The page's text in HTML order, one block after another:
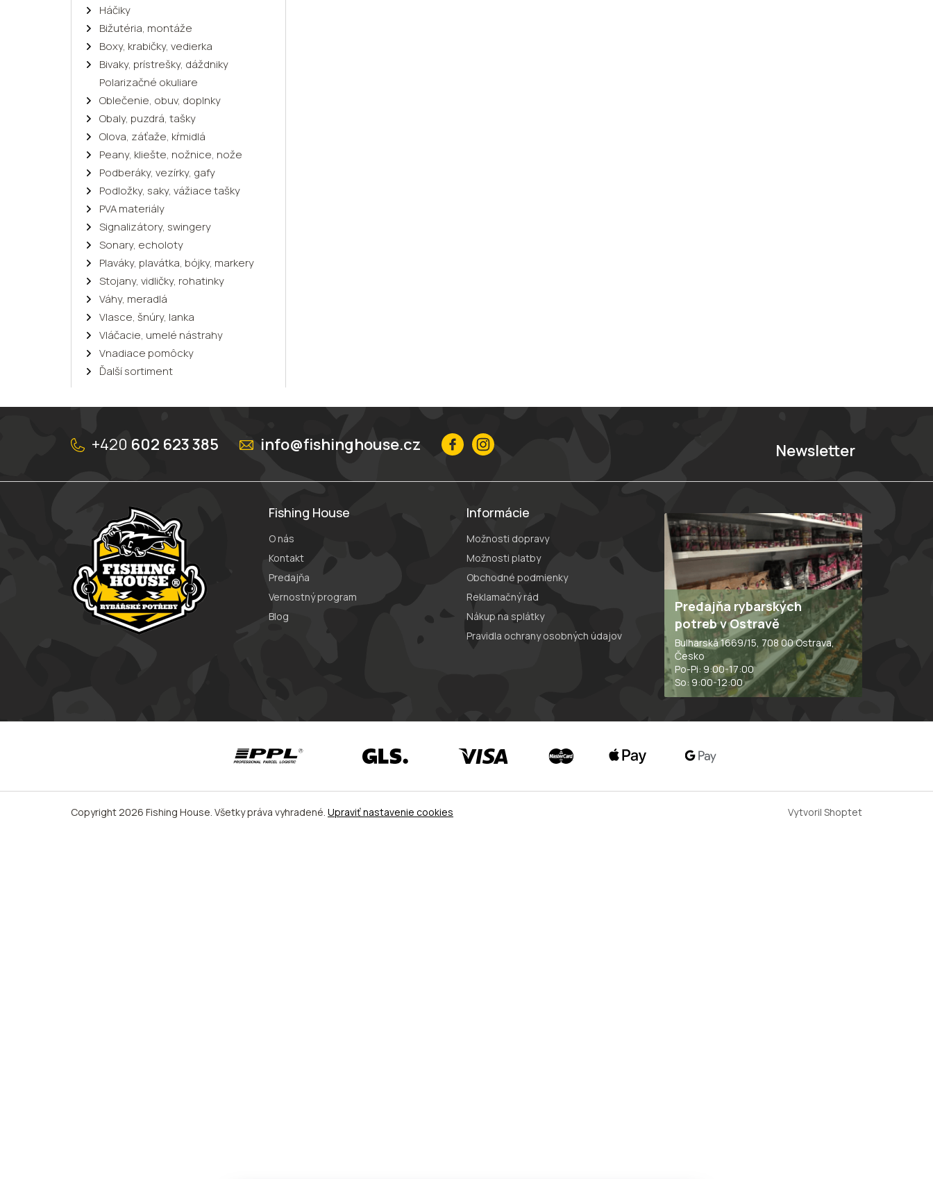
Háčiky
Bižutéria, montáže
Boxy, krabičky, vedierka
Bivaky, prístrešky, dáždniky
Polarizačné okuliare
Oblečenie, obuv, doplnky
Obaly, puzdrá, tašky
Olova, záťaže, kŕmidlá
Peany, kliešte, nožnice, nože
Podberáky, vezírky, gafy
Podložky, saky, vážiace tašky
PVA materiály
Signalizátory, swingery
Sonary, echoloty
Plaváky, plavátka, bójky, markery
Stojany, vidličky, rohatinky
Váhy, meradlá
Vlasce, šnúry, lanka
Vláčacie, umelé nástrahy
Vnadiace pomôcky
Ďalší sortiment
Z
+420 602 623 385 info@fishinghouse.cz Newsletter
Fishing House
O nás
Kontakt
Predajňa
Vernostný program
Blog
Informácie
Možnosti dopravy
Možnosti platby
Obchodné podmienky
Reklamačný rád
Nákup na splátky
Pravidla ochrany osobných údajov
Predajňa rybarských
potreb v Ostravě
Bulharská 1669/15, 708 00 Ostrava,
Česko
Po-Pi: 9:00-17:00
So: 9:00-12:00
Vytvoril Shoptet
Copyright 2026 Fishing House . Všetky práva vyhradené. Upraviť nastavenie cookies